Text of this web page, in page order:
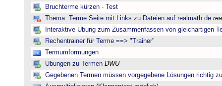
Bruchterme kürzen - Test
Thema: Terme Seite mit Links zu Dateien auf realmath.de
Interaktive Übung zum Zusammenfassen von gleichartigen
Rechentrainer für Terme ==> "Trainer"
Termumformungen
Übungen zu Termen DWU
Gegebenen Termen müssen vorgegebene Lösungen richtig